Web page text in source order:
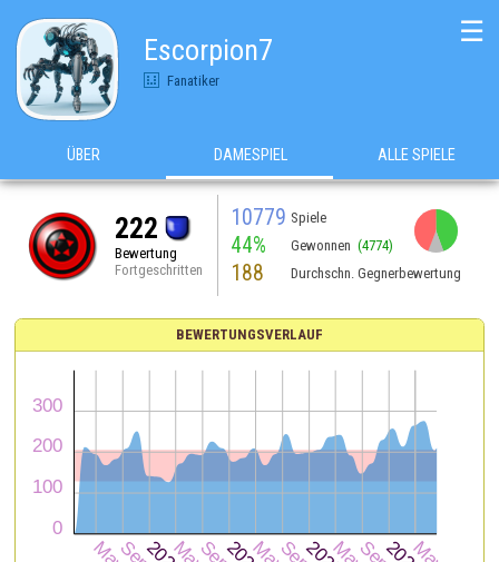
Escorpion7
Fanatiker
☰
ÜBER DAMESPIEL ALLE SPIELE
222
Bewertung
Fortgeschritten
10779 Spiele
44% Gewonnen (4774)
188 Durchschn. Gegnerbewertung
BEWERTUNGSVERLAUF